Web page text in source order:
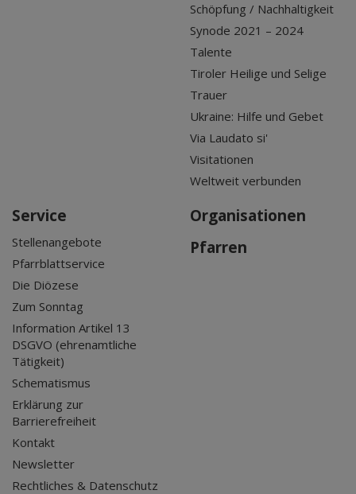
Schöpfung / Nachhaltigkeit
Synode 2021 – 2024
Talente
Tiroler Heilige und Selige
Trauer
Ukraine: Hilfe und Gebet
Via Laudato si'
Visitationen
Weltweit verbunden
Service
Stellenangebote
Pfarrblattservice
Die Diözese
Zum Sonntag
Information Artikel 13
DSGVO (ehrenamtliche
Tätigkeit)
Schematismus
Erklärung zur
Barrierefreiheit
Kontakt
Newsletter
Rechtliches & Datenschutz
Organisationen
Pfarren